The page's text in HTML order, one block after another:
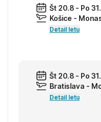
Št 20.8 - Po
Košice -
Detail letu
Št 20.8 - Po
Bratislava -
Detail letu